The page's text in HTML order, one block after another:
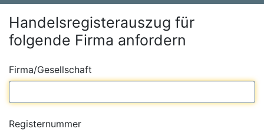
Handelsregisterauszug für
folgende Firma anfordern
Firma/Gesellschaft
Registernummer